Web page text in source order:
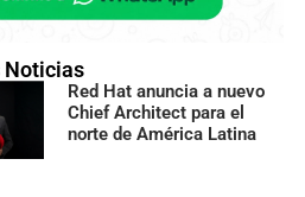
Noticias
Red Hat anuncia a nuevo
Chief Architect para el
norte de América Latina